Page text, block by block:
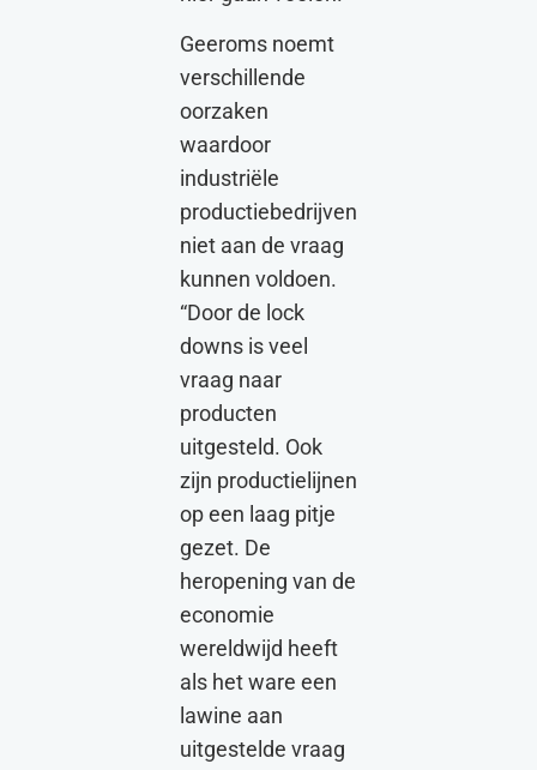
Geeroms noemt
verschillende
oorzaken
waardoor
industriële
productiebedrijven
niet aan de vraag
kunnen voldoen.
“Door de lock
downs is veel
vraag naar
producten
uitgesteld. Ook
zijn productielijnen
op een laag pitje
gezet. De
heropening van de
economie
wereldwijd heeft
als het ware een
lawine aan
uitgestelde vraag